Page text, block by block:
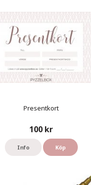
Presentkort
100 kr
Info Köp